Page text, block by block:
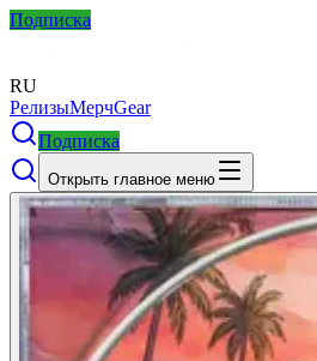
Подписка
RU
РелизыМерчGear
Подписка
Открыть главное меню